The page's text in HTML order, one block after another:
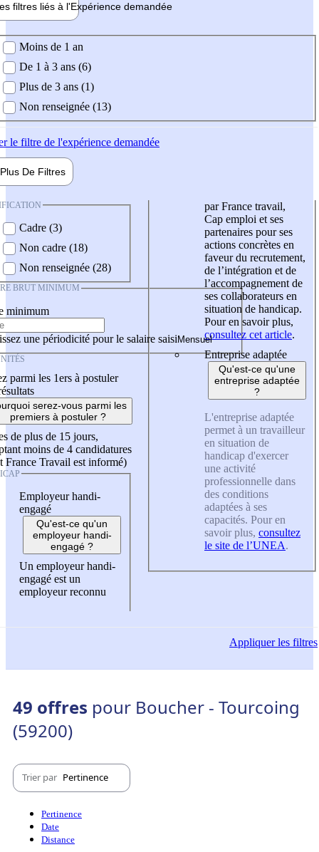
filtres liés à l'Expérience demandée
demandée
Moins de 1 an
De 1 à 3 ans (6)
Plus de 3 ans (1)
Non renseignée (13)
le filtre de l'expérience demandée
Plus De Filtres
Cadre (3)
Non cadre (18)
Non renseignée (28)
BRUT MINIMUM
minimum
une périodicité pour le salaire saisi
parmi les 1ers à postuler
serez-vous parmi les
premiers à postuler ?
de plus de 15 jours,
moins de 4 candidatures
France Travail est informé)
Employeur handi-
engagé
Qu'est-ce qu'un
employeur handi-
engagé ?
Un employeur handi-
engagé est un
employeur reconnu
par France travail,
Cap emploi et ses
partenaires pour ses
actions concrètes en
faveur du recrutement,
de l’intégration et de
l’accompagnement de
ses collaborateurs en
situation de handicap.
Pour en savoir plus,
consultez cet article.
Entreprise adaptée
Qu'est-ce qu'une
entreprise adaptée
?
L'entreprise adaptée
permet à un travailleur
en situation de
handicap d'exercer
une activité
professionnelle dans
des conditions
adaptées à ses
capacités. Pour en
savoir plus, consultez
le site de l’UNEA.
Appliquerles filtres
49 offres pour Boucher - Tourcoing
(59200)
Trier par Pertinence
Pertinence
Date
Distance